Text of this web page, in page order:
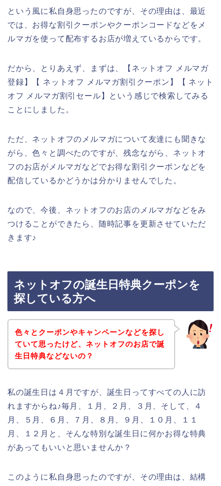
という風に私自身思ったのですが、その理由は、最近
では、お得な割引クーポンやクーポンコードなどをメ
ルマガを使って配布するお店が増えているからです。
だから、とりあえず、まずは、【ネットオフ メルマガ
登録】【 ネットオフ メルマガ割引クーポン】【 ネット
オフ メルマガ割引セール】という感じで検索してみる
ことにしました。
ただ、ネットオフのメルマガについて友達にも聞きな
がら、色々と調べたのですが、残念ながら、ネットオ
フのお店がメルマガなどでお得な割引クーポンなどを
配信しているかどうかは分かりませんでした。
なので、今後、ネットオフのお店のメルマガなどをみ
つけることができたら、随時記事を更新させていただ
きます♪
ネットオフの誕生日特典クーポンを
探している方へ
色々とクーポンやキャンペーンなどを探し
ていて思ったけど、ネットオフのお店で誕
生日特典などないの？
私の誕生日は４月ですが、誕生日ってすべての人に訪
れますからね♪毎月、１月、２月、３月、そして、４
月、５月、６月、７月、８月、９月、１０月、１１
月、１２月と、そんな特別な誕生日に何かお得な特典
があってもいいと思いませんか？
このように私自身思ったのですが、その理由は、結構